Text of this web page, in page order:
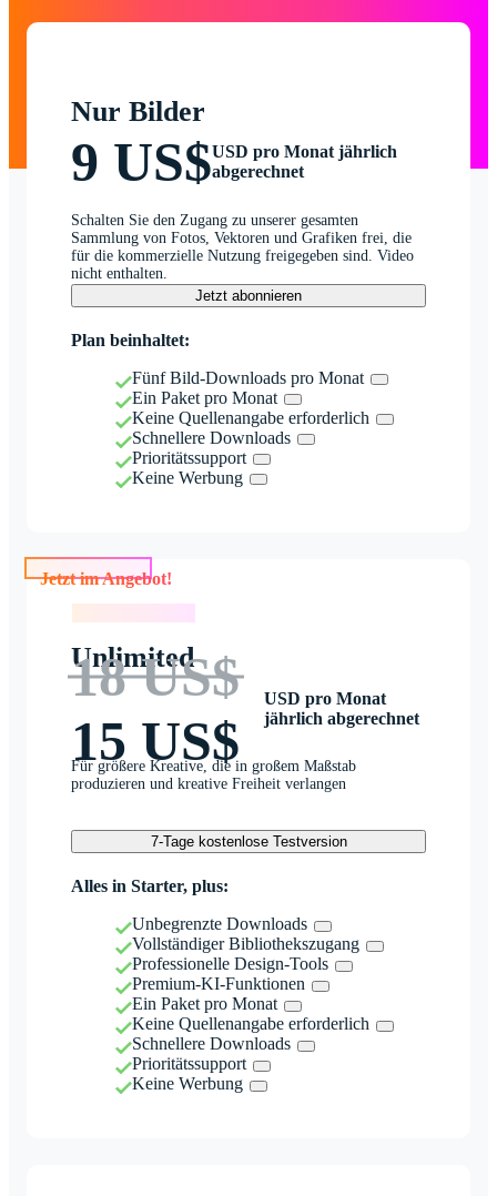
Nur Bilder
9 US$USD pro Monat jährlich
abgerechnet
Schalten Sie den Zugang zu unserer gesamten
Sammlung von Fotos, Vektoren und Grafiken frei, die
für die kommerzielle Nutzung freigegeben sind. Video
nicht enthalten.
Jetzt abonnieren
Plan beinhaltet:
Fünf Bild-Downloads pro Monat
Ein Paket pro Monat
Keine Quellenangabe erforderlich
Schnellere Downloads
Prioritätssupport
Keine Werbung
Jetzt im Angebot!
Unlimited
18 US$
15 US$
USD pro Monat
jährlich abgerechnet
Für größere Kreative, die in großem Maßstab
produzieren und kreative Freiheit verlangen
7-Tage kostenlose Testversion
Alles in Starter, plus:
Unbegrenzte Downloads
Vollständiger Bibliothekszugang
Professionelle Design-Tools
Premium-KI-Funktionen
Ein Paket pro Monat
Keine Quellenangabe erforderlich
Schnellere Downloads
Prioritätssupport
Keine Werbung